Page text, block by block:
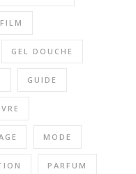
FILM
GEL DOUCHE
GUIDE
MODE
PARFUM